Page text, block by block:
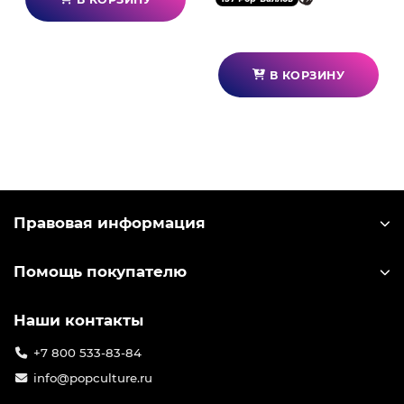
В КОРЗИНУ
Правовая информация
Помощь покупателю
Наши контакты
+7 800 533-83-84
info@popculture.ru